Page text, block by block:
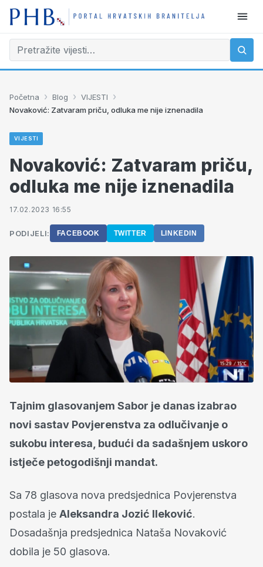
Početna › Blog › VIJESTI ›
Novaković: Zatvaram priču, odluka me nije iznenadila
VIJESTI
Novaković: Zatvaram priču,
odluka me nije iznenadila
17.02.2023 16:55
PODIJELI: FACEBOOK TWITTER LINKEDIN
Tajnim glasovanjem Sabor je danas izabrao
novi sastav Povjerenstva za odlučivanje o
sukobu interesa, budući da sadašnjem uskoro
istječe petogodišnji mandat.
Sa 78 glasova nova predsjednica Povjerenstva
postala je Aleksandra Jozić Ileković.
Dosadašnja predsjednica Nataša Novaković
dobila je 50 glasova.